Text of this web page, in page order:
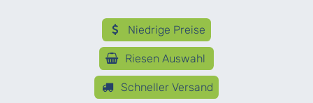
Niedrige Preise
Riesen Auswahl
Schneller Versand